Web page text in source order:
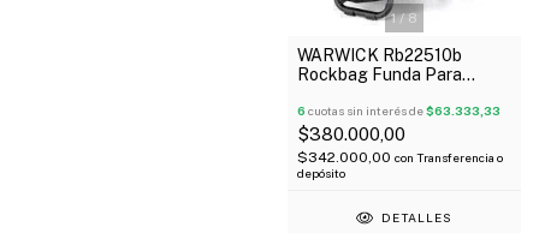
1/8
WARWICK Rb22510b
Rockbag Funda Para
Batería Oferta!
6 cuotas sin interés de$63.333,33
$380.000,00
$342.000,00 con Transferencia o
depósito
DETALLES